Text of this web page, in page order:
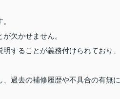
欠かせません。
することが義務付けられており、
過去の補修履歴や不具合の有無に